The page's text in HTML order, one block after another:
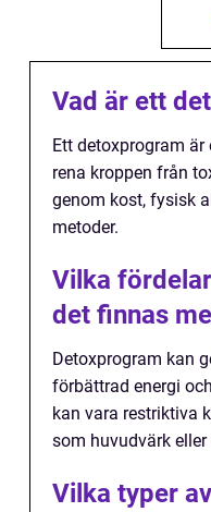
Vad är ett
Ett detoxprogram
rena kroppen från
genom kost, fysisk
metoder.
Vilka
det finnas
Detoxprogram kan
förbättrad energi
kan vara restriktiva
som huvudvärk
Vilka typer